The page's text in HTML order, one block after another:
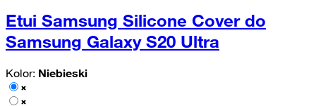
Etui Samsung Silicone Cover do
Samsung Galaxy S20 Ultra
Kolor: Niebieski